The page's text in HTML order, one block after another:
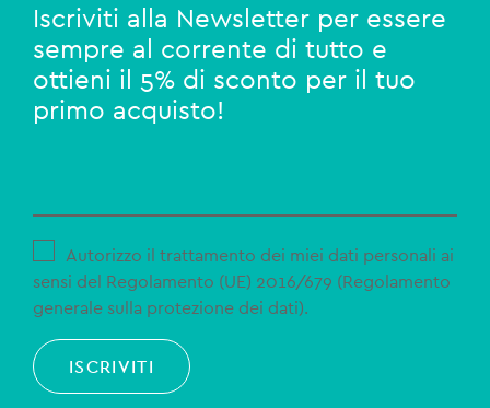
Iscriviti alla Newsletter per essere
sempre al corrente di tutto e
ottieni il 5% di sconto per il tuo
primo acquisto!
Autorizzo il trattamento dei miei dati personali ai
sensi del Regolamento (UE) 2016/679 (Regolamento
generale sulla protezione dei dati).
ISCRIVITI